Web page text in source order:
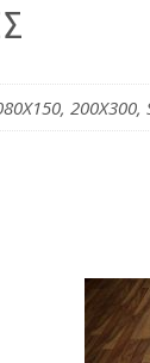
200X300,